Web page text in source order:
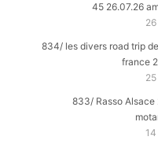
45 26.07.26
834/ les divers road trip
france
833/ Rasso Alsace